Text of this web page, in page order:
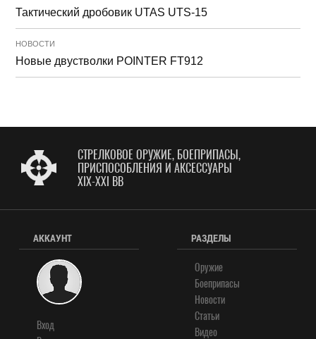
Тактический дробовик UTAS UTS-15
НОВОСТИ
Новые двустволки POINTER FT912
СТРЕЛКОВОЕ ОРУЖИЕ, БОЕПРИПАСЫ,
ПРИСПОСОБЛЕНИЯ И АКСЕССУАРЫ
XIX-XXI ВВ
АККАУНТ
Вход
РАЗДЕЛЫ
Оружие
Боеприпасы
Новости
Статьи
Видео